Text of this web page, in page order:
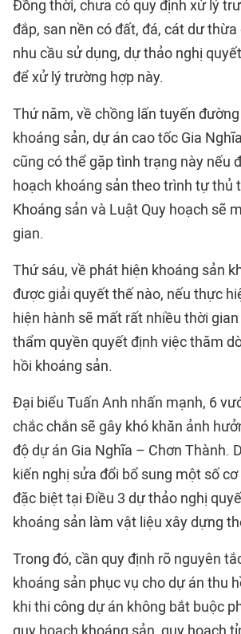
Đồng thời, chưa có quy định xử lý
đắp, san nền có đất, đá, cát dư
nhu cầu sử dụng, dự thảo nghị
để xử lý trường hợp này.
Thứ năm, về chồng lấn tuyến
khoáng sản, dự án cao tốc Gia
cũng có thể gặp tình trạng này nếu
hoạch khoáng sản theo trình tự thủ
Khoáng sản và Luật Quy hoạch sẽ
gian.
Thứ sáu, về phát hiện khoáng sản
được giải quyết thế nào, nếu thực
hiện hành sẽ mất rất nhiều thời
thẩm quyền quyết định việc thăm
hồi khoáng sản.
Đại biểu Tuấn Anh nhấn mạnh, 6
chắc chắn sẽ gây khó khăn ảnh
độ dự án Gia Nghĩa – Chơn Thành.
kiến nghị sửa đổi bổ sung một số
đặc biệt tại Điều 3 dự thảo nghị
khoáng sản làm vật liệu xây dựng
Trong đó, cần quy định rõ nguyên
khoáng sản phục vụ cho dự án thu
khi thi công dự án không bắt buộc